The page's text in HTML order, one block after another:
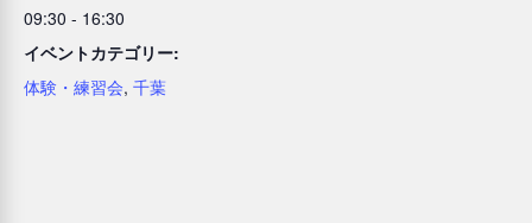
09:30 - 16:30
イベントカテゴリー:
体験・練習会, 千葉